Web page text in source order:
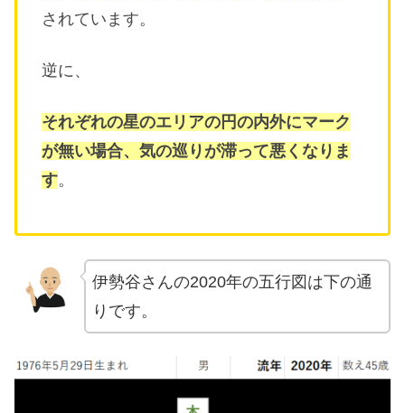
されています。
逆に、
それぞれの星のエリアの円の内外にマーク
が無い場合、気の巡りが滞って悪くなりま
す。
伊勢谷さんの2020年の五行図は下の通
りです。